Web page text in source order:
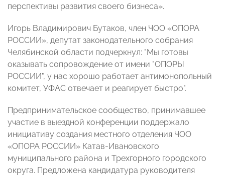
перспективы развития своего бизнеса».
Игорь Владимирович Бутаков, член ЧОО «ОПОРА
РОССИИ», депутат законодательного собрания
Челябинской области подчеркнул: "Мы готовы
оказывать сопровождение от имени "ОПОРЫ
РОССИИ", у нас хорошо работает антимонопольный
комитет, УФАС отвечает и реагирует быстро".
Предпринимательское сообщество, принимавшее
участие в выездной конференции поддержало
инициативу создания местного отделения ЧОО
«ОПОРА РОССИИ» Катав-Ивановского
муниципального района и Трехгорного городского
округа. Предложена кандидатура руководителя